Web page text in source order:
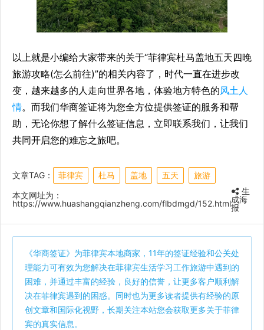
以上就是小编给大家带来的关于“菲律宾杜马盖地五天四晚
旅游攻略(怎么前往)”的相关内容了，时代一直在进步改
变，越来越多的人走向世界各地，体验地方特色的风土人
情。而我们华商签证将为您全方位提供签证的服务和帮
助，无论你想了解什么签证信息，立即联系我们，让我们
共同开启您的难忘之旅吧。
文章TAG： 菲律宾 杜马 盖地 五天
旅游
本文网址为：
https://www.huashangqianzheng.com/flbdmgd/152.html
生
成海
报
《华商签证》为菲律宾本地商家，11年的签证经验和公关处
理能力可有效为您解决在菲律宾生活学习工作旅游中遇到的
困难，并通过丰富的经验，良好的信誉，让更多客户顺利解
决在菲律宾遇到的困惑。同时也为更多读者提供有经验的原
创文章和国际化视野，长期关注本站您会获取更多关于菲律
宾的真实信息。